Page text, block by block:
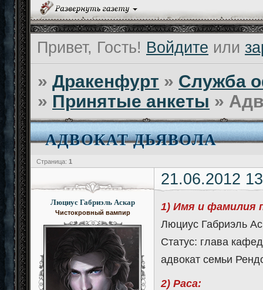
Привет, Гость! Войдите или
»Дракенфурт » Служба
» Принятые анкеты »
АДВОКАТ ДЬЯВОЛА
Страница: 1
21.06.2012
Люциус Габриэль Аскар
Чистокровный вампир
1) Имя и фамилия
Люциус Габриэль
Статус: глава
адвокат семьи
2) Раса: